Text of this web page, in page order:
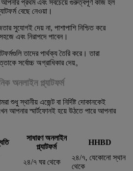
প্রথম এবং সবচেয়ে গুরুত্বপূর্ণ কাজ হল
বেছে নেওয়া।
সুযোগই দেয় না, পাশাপাশি নিশ্চিত করে
এবং নিরাপদে পাবেন।
তাদের পার্থক্য তৈরি করে। তারা
সর্বোচ্চ অগ্রাধিকার দেয়。
অনলাইন প্ল্যাটফর্ম
স্থানীয় এজেন্ট বা নির্দিষ্ট দোকানকেই
আপনার স্মার্টফোনই হয়ে উঠতে পারে আপনার
সাধারণ অনলাইন
প্ল্যাটফর্ম
HHBD
২৪/৭ ঘর থেকে
২৪/৭, যেকোনো স্থান
থেকে